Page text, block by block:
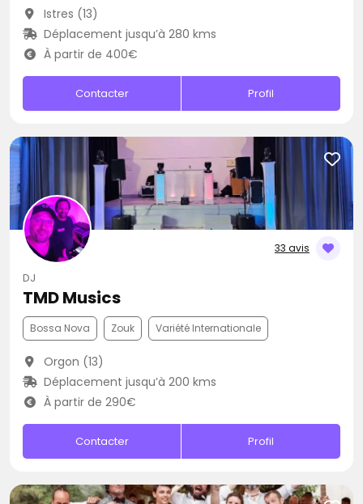
Istres (13)
Déplacement jusqu’à 280 kms
À partir de 400€
Contacter Profil
33 avis
DJ
TMD Musics
Bossa Nova Zouk Variété Internationale
Orgon (13)
Déplacement jusqu’à 200 kms
À partir de 290€
Contacter Profil